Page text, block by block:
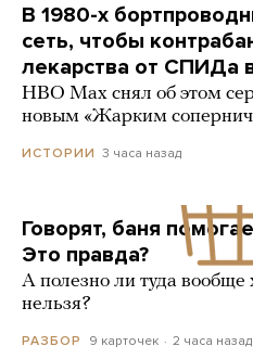
В 1980-х
сеть, чтобы
лекарства от СПИДа
HBO Max снял об этом
новым «Жарким
ИСТОРИИ 3 часа назад
Говорят, баня
Это правда?
А полезно ли туда вообще
нельзя?
РАЗБОР 9 карточек 2 часа назад